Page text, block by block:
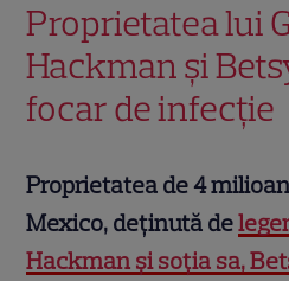
Proprietatea lui
Hackman și
focar de infecție
Proprietatea de 4
Mexico, deținută de
Hackman și soția sa,